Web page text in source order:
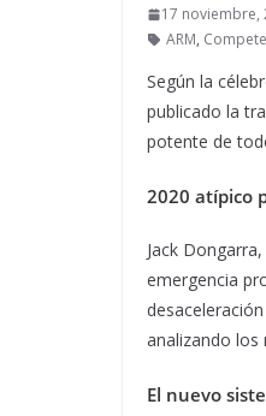
17 noviembre,
ARM,
Según la
publicado la
potente de
2020 atípico
Jack
emergencia
analizando los
El nuevo